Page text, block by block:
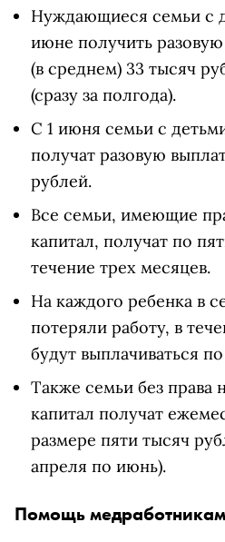
Нуждающиеся семьи с
июне получить
(в среднем) 33 тысяч
(сразу за полгода).
С 1 июня семьи с
получат разовую
рублей.
Все семьи, имеющие
капитал, получат по
течение трех месяцев.
На каждого ребенка в
потеряли работу, в
будут выплачиваться
Также семьи без права
капитал получат
размере пяти тысяч
апреля по июнь).
Помощь